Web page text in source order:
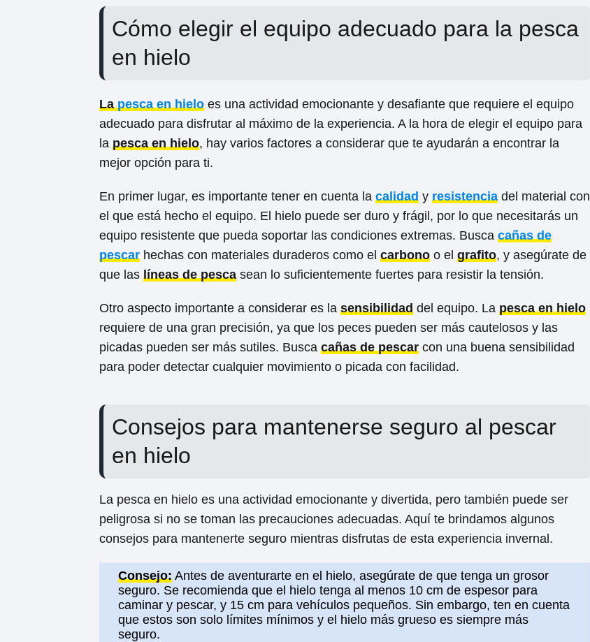
Cómo elegir el equipo adecuado para la pesca
en hielo
Lapesca en hielo es una actividad emocionante y desafiante que requiere el equipo
adecuado para disfrutar al máximo de la experiencia. A la hora de elegir el equipo para
la pesca en hielo, hay varios factores a considerar que te ayudarán a encontrar la
mejor opción para ti.
En primer lugar, es importante tener en cuenta la calidad y resistencia del material con
el que está hecho el equipo. El hielo puede ser duro y frágil, por lo que necesitarás un
equipo resistente que pueda soportar las condiciones extremas. Busca cañas de
pescar hechas con materiales duraderos como el carbono o el grafito, y asegúrate de
que las líneas de pesca sean lo suficientemente fuertes para resistir la tensión.
Otro aspecto importante a considerar es la sensibilidad del equipo. La pesca en hielo
requiere de una gran precisión, ya que los peces pueden ser más cautelosos y las
picadas pueden ser más sutiles. Busca cañas de pescar con una buena sensibilidad
para poder detectar cualquier movimiento o picada con facilidad.
Consejos para mantenerse seguro al pescar
en hielo
La pesca en hielo es una actividad emocionante y divertida, pero también puede ser
peligrosa si no se toman las precauciones adecuadas. Aquí te brindamos algunos
consejos para mantenerte seguro mientras disfrutas de esta experiencia invernal.
Consejo: Antes de aventurarte en el hielo, asegúrate de que tenga un grosor
seguro. Se recomienda que el hielo tenga al menos 10 cm de espesor para
caminar y pescar, y 15 cm para vehículos pequeños. Sin embargo, ten en cuenta
que estos son solo límites mínimos y el hielo más grueso es siempre más
seguro.